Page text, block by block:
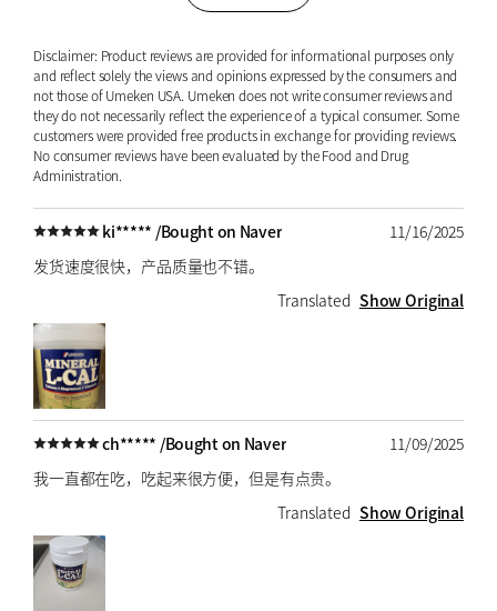
Disclaimer: Product reviews are provided for informational purposes only
and reflect solely the views and opinions expressed by the consumers and
not those of Umeken USA. Umeken does not write consumer reviews and
they do not necessarily reflect the experience of a typical consumer. Some
customers were provided free products in exchange for providing reviews.
No consumer reviews have been evaluated by the Food and Drug
Administration.
ki***** /Bought on Naver
11/16/2025
发货速度很快，产品质量也不错。
Translated Show Original
ch***** /Bought on Naver
11/09/2025
我一直都在吃，吃起来很方便，但是有点贵。
Translated Show Original